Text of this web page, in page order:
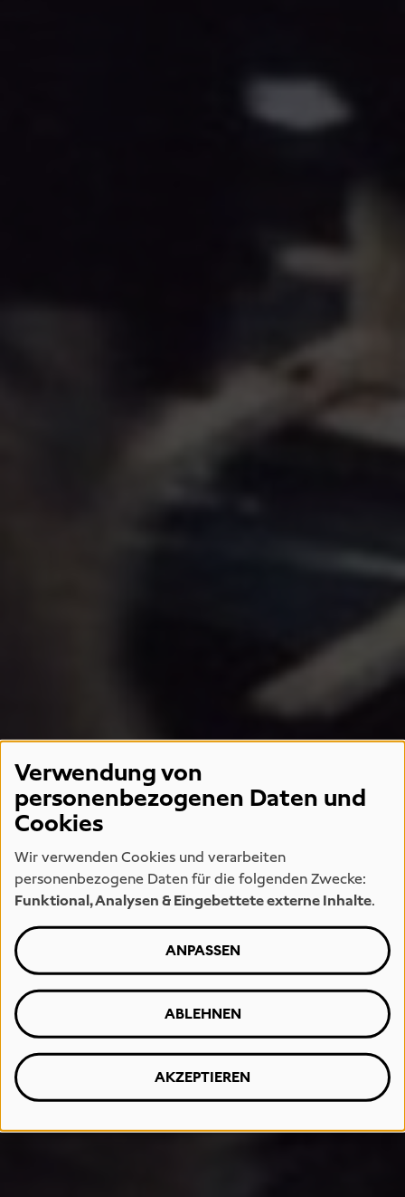
Verwendung von
personenbezogenen Daten und
Cookies
Wir verwenden Cookies und verarbeiten
personenbezogene Daten für die folgenden Zwecke:
Funktional, Analysen & Eingebettete externe Inhalte.
ANPASSEN
ABLEHNEN
AKZEPTIEREN